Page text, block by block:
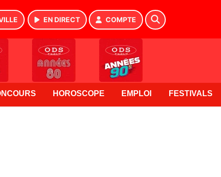
EN DIRECT COMPTE
HOROSCOPE EMPLOI FESTIVALS